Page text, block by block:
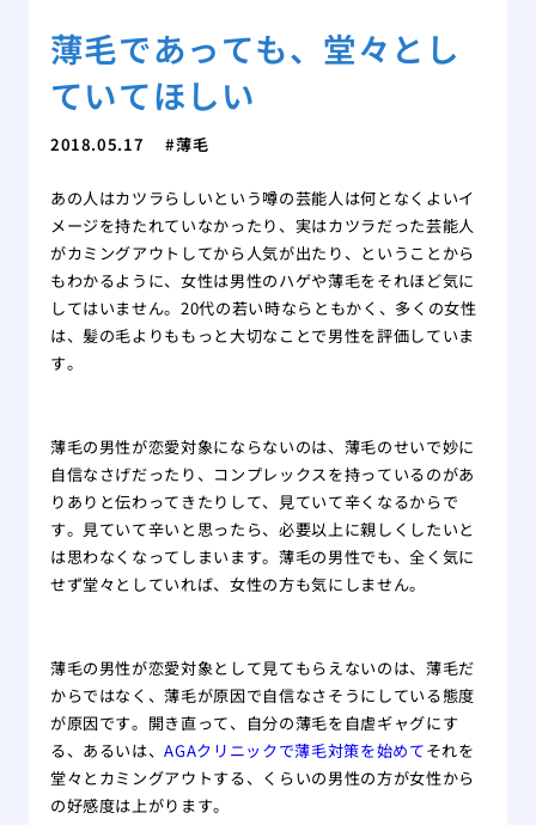
薄毛であっても、堂々とし
ていてほしい
2018.05.17 薄毛
あの人はカツラらしいという噂の芸能人は何となくよいイ
メージを持たれていなかったり、実はカツラだった芸能人
がカミングアウトしてから人気が出たり、ということから
もわかるように、女性は男性のハゲや薄毛をそれほど気に
してはいません。20代の若い時ならともかく、多くの女性
は、髪の毛よりももっと大切なことで男性を評価していま
す。
薄毛の男性が恋愛対象にならないのは、薄毛のせいで妙に
自信なさげだったり、コンプレックスを持っているのがあ
りありと伝わってきたりして、見ていて辛くなるからで
す。見ていて辛いと思ったら、必要以上に親しくしたいと
は思わなくなってしまいます。薄毛の男性でも、全く気に
せず堂々としていれば、女性の方も気にしません。
薄毛の男性が恋愛対象として見てもらえないのは、薄毛だ
からではなく、薄毛が原因で自信なさそうにしている態度
が原因です。開き直って、自分の薄毛を自虐ギャグにす
る、あるいは、AGAクリニックで薄毛対策を始めてそれを
堂々とカミングアウトする、くらいの男性の方が女性から
の好感度は上がります。